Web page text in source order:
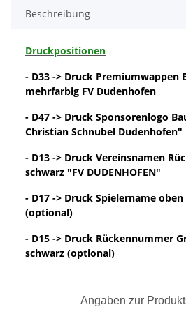
Beschreibung
Druckpositionen
- D33 -> Druck Premiumwappen
mehrfarbig FV Dudenhofen
- D47 -> Druck Sponsorenlogo
Christian Schnubel Dudenhofen"
- D13 -> Druck Vereinsnamen
schwarz "FV DUDENHOFEN"
- D17 -> Druck Spielername oben
(optional)
- D15 -> Druck Rückennummer
schwarz (optional)
Angaben zur